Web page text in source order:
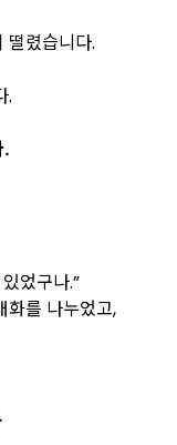
떨렸습니다.
.
.
었구나.”
화를 나누었고,